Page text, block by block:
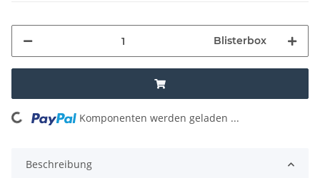
Blisterbox
Komponenten werden geladen ...
Beschreibung